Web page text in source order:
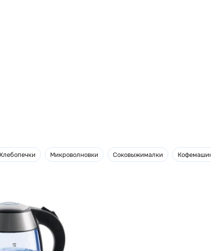
Микроволновки Соковыжималки Кофемашины